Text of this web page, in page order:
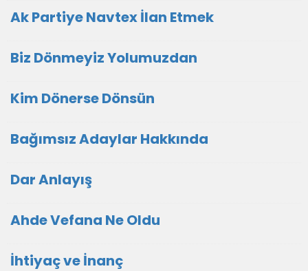
Ak Partiye Navtex İlan Etmek
Biz Dönmeyiz Yolumuzdan
Kim Dönerse Dönsün
Bağımsız Adaylar Hakkında
Dar Anlayış
Ahde Vefana Ne Oldu
İhtiyaç ve İnanç